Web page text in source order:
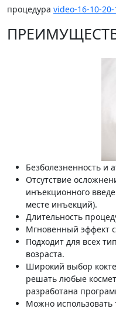
процедура video-16-10-20-
Безболезненность и
Отсутствие
инъекционного
месте инъекций).
Длительность
Мгновенный эффект
Подходит для всех
возраста.
Широкий выбор
решать любые
разработана
Можно использовать